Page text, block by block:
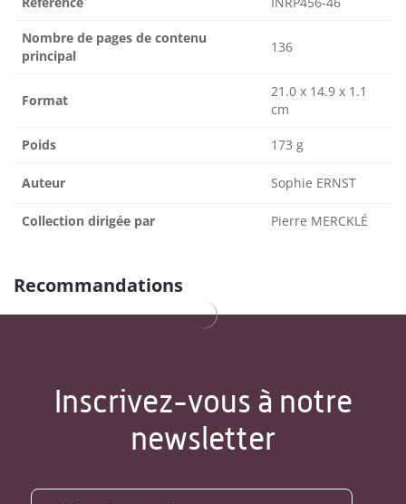
Nombre de pages de contenu
principal
136
Format
21.0 x 14.9 x 1.1
cm
Poids 173 g
Auteur Sophie ERNST
Collection dirigée par Pierre MERCKLÉ
Recommandations
Inscrivez-vous à notre
newsletter